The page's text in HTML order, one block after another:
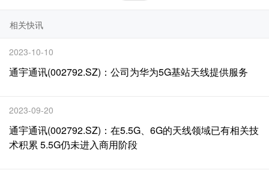
相关快讯
2023-10-10
通宇通讯(002792.SZ)：公司为华为5G基站天线提供服务
2023-09-20
通宇通讯(002792.SZ)：在5.5G、6G的天线领域已有相关技
术积累 5.5G仍未进入商用阶段